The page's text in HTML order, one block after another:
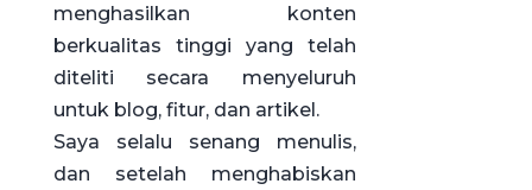
menghasilkan konten
berkualitas tinggi yang telah
diteliti secara menyeluruh
untuk blog, fitur, dan artikel.
Saya selalu senang menulis,
dan setelah menghabiskan